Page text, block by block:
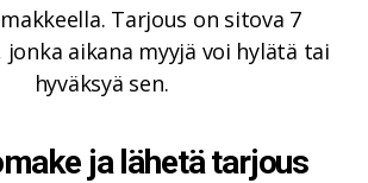
Tarjous on sitova 7
aikana myyjä voi hylätä tai
hyväksyä sen.
ja lähetä tarjous